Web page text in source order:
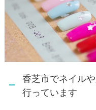
香芝市でネイル
行っています